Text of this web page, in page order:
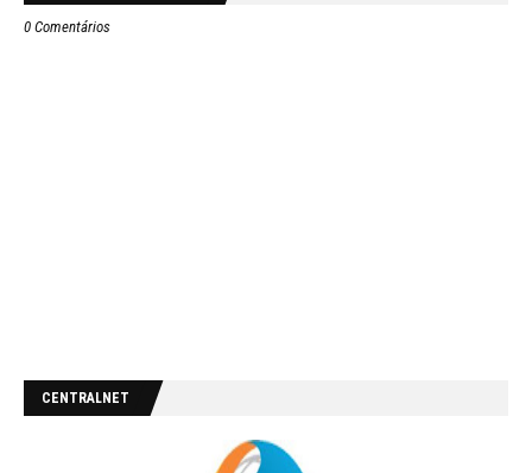
0 Comentários
CENTRALNET